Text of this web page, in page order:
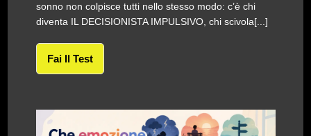
sonno non colpisce tutti nello stesso modo: c’è chi
diventa IL DECISIONISTA IMPULSIVO, chi scivola[...]
Fai Il Test